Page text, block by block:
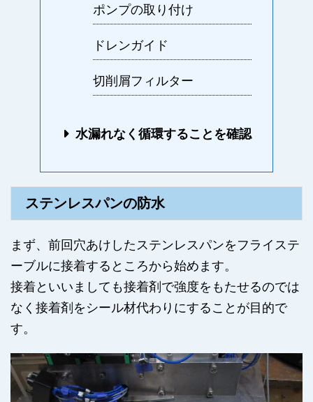
ポンプの取り付け
ドレンガイド
切削屑フィルター
水漏れなく循環することを確認
ステンレスパンの防水
まず、前回穴あけしたステンレスパンをフライステ
ーブルに接着するところから始めます。
接着といいましても接着剤で強度をもたせるのでは
なく接着剤をシール材代わりにすることが目的で
す。